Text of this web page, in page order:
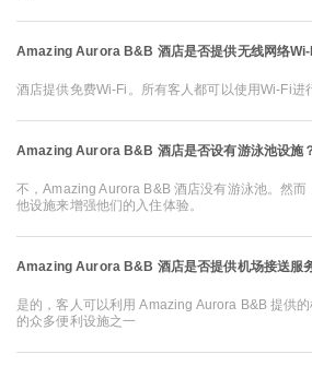
Amazing Aurora B&B 酒店是否提供无线网络Wi-
酒店提供免费Wi-Fi。所有客人都可以使用Wi-Fi进
Amazing Aurora B&B 酒店是否设有游泳池设施
不，Amazing Aurora B&B 酒店没有游泳池。然
他设施来增强他们的入住体验。
Amazing Aurora B&B 酒店是否提供机场接送服
是的，客人可以利用 Amazing Aurora B&B 提供
的众多便利设施之一